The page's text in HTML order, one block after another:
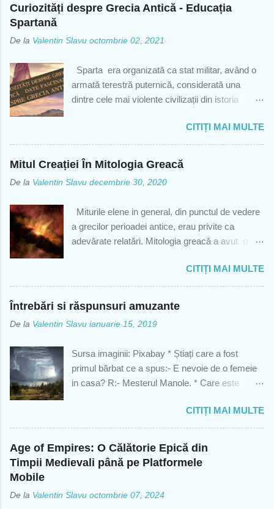
☆ Clotho - Filatorul care filează firul vieții. ☆
fuior câte un fir ce reprezenta viața fiecăruia. ☆
următoarea ce tăia firul vieții și decidea când și
cum urma să moară o persoană. Ea stabilea și
felul în care moare omul. O creație
sa referit la Soartă ca zeitate a fost
binecunoscutul Homer. El se referă la Soartă nu
ca zeițe, ci ca forțe care ar avea legătură cu
treburile oamenilor și care le determină destinul.
fie cele trei ze...
Curiozități despre Grecia Antică - Educația
Spartană
De la Valentin Slavu octombrie 02, 2021
Sparta era organizată ca stat militar, având o
armată terestră puternică, considerată una
dintre cele mai violente civilizații din istoria
statului spartan era format din Sfatul bătrânilor
numit la acea vreme " Gerusia " - considerați
lideri supremi si preoți și din adunarea
poporului numită " Apella " - formată din
spartanii majori. Organul cel mai important al
având drept de control asupra tuturor
activităților. Împărţirea societăţii era astfel:
agricultori, meşteşugari şi negustori (numiţi cu
cucerite de spartani, aristoi - cei care
conduceau statul, şi spartani, adică cetăţenii
originari din Sparta. Fiecare cetățean fie că era
femeie sau bărbat a fost special orientat și
perfect. De regulă, pregătirile erau foarte asp...
CITIȚI MAI MULTE
Mitul Creației În Mitologia Greacă
De la Valentin Slavu decembrie 30, 2020
Miturile elene in general, din punctul de vedere
a grecilor perioadei antice, erau privite ca
adevărate relatări. Mitologia greacă a avut o
civilizației occidentale. Big-Bang Interpretare
artistică Miturile creației sunt de o importanță
centrală, pentru orientarea oamenilor în univers
și pentru modelele de bază ale vieții și culturii
fiecaruia dintre noi. Scopul unui mit a fost de a
lungul timpului, publicul ascultător l-a interpretat
modificând originalitatea mitului. De fiecare dată
mitologia încearcă să răspundă la cele mai
existenței umane sau scopul existenței umane :
cine sunt eu? De ce visam? Cum de stim
ceea ce stim? Fiecare dintre noi ne
confruntam cu aceste fundamentale intrebari ale
ceilalti sa isi prezinte pozitia cu privire la creator
CITIȚI MAI MULTE
Întrebări si răspunsuri amuzante
De la Valentin Slavu ianuarie 15, 2019
Sursa imaginii: Pixabay * Știați care a fost
primul bărbat ce a spus:- E nevoie de o femeie
in casa? R:- Mesterul Manole. * Care este
si sa te simți in plus. *- Un bărbat ce trăiește in
Florida poate fi înmormântat la New York? R:-
Nu, nu poate, pentru ca trăiește. *- O pisica alba
se urca in copac. Cum se da jos? R:- Alba. *-
Cate mere ai putea manca pe stomacul gol? R:-
gol. *- Intr-un cos sunt 3 mere verzi si 4 roșii.
CITIȚI MAI MULTE
Age of Empires: O Călătorie Epică din
Timpii Medievali până pe Platformele
Mobile
De la Valentin Slavu octombrie 07, 2024